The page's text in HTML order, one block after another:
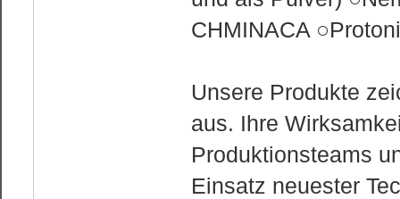
CHMINACA
Unsere Produkte
aus. Ihre
Produktionsteams
Einsatz neuester